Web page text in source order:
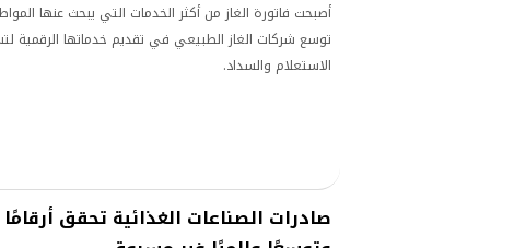
أصبحت فاتورة الغاز من أكثر الخدمات التي يبحث عنها
توسع شركات الغاز الطبيعي في تقديم خدماتها الرقمية
الاستعلام والسداد.
صادرات الصناعات الغذائية تحقق